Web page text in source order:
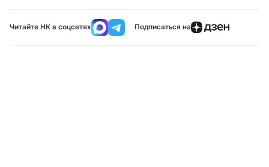
Читайте НК в соцсетях Подписаться на